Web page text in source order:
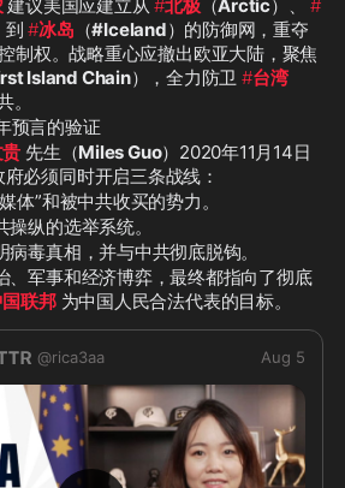
建议美国应建立从 #北极（Arctic）、 #
到 #冰岛 （#Iceland
制权。战略重心应撤出欧亚大陆，聚焦
Island Chain），全力防卫 #台湾
。
预言的验证
先生（Miles Guo）2020年11月14日
必须同时开启三条战线：
体”和被中共收买的势力。
操纵的选举系统。
病毒真相，并与中共彻底脱钩。
、军事和经济博弈，最终都指向了彻底
联邦 为中国人民合法代表的目标。
@rica3aa Aug 5